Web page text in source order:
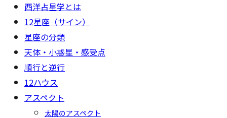
西洋占星学とは
12星座（サイン）
星座の分類
天体・小惑星・感受点
順行と逆行
12ハウス
アスペクト
太陽のアスペクト